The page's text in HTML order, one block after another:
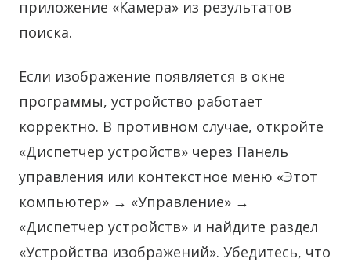
приложение «Камера» из результатов
поиска.
Если изображение появляется в окне
программы, устройство работает
корректно. В противном случае, откройте
«Диспетчер устройств» через Панель
управления или контекстное меню «Этот
компьютер» → «Управление» →
«Диспетчер устройств» и найдите раздел
«Устройства изображений». Убедитесь, что